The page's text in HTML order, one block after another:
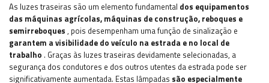
As luzes traseiras são um elemento fundamental dos equipamentos
das máquinas agrícolas, máquinas de construção, reboques e
semirreboques , pois desempenham uma função de sinalização e
garantem a visibilidade do veículo na estrada e no local de
trabalho . Graças às luzes traseiras devidamente selecionadas, a
segurança dos condutores e dos outros utentes da estrada pode ser
significativamente aumentada. Estas lâmpadas são especialmente